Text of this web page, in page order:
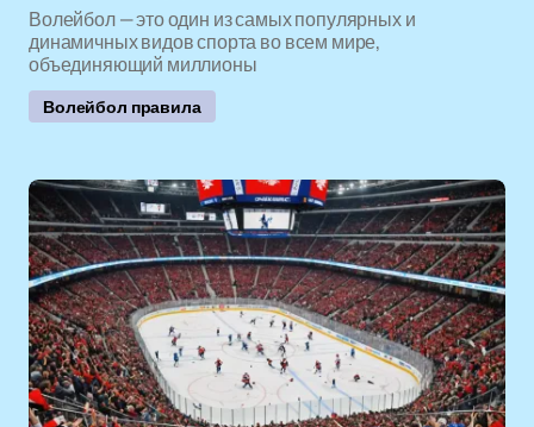
Волейбол — это один из самых популярных и
динамичных видов спорта во всем мире,
объединяющий миллионы
Волейбол правила